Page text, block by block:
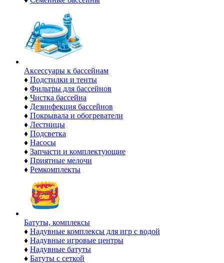
Аксессуары к бассейнам
♦ Подстилки и тенты
♦ Фильтры для бассейнов
♦ Чистка бассейна
♦ Дезинфекция бассейнов
♦ Покрывала и обогреватели
♦ Лестницы
♦ Подсветка
♦ Насосы
♦ Запчасти и комплектующие
♦ Приятные мелочи
♦ Ремкомплекты
Батуты, комплексы
♦ Надувные комплексы для игр с водой
♦ Надувные игровые центры
♦ Надувные батуты
♦ Батуты с сеткой